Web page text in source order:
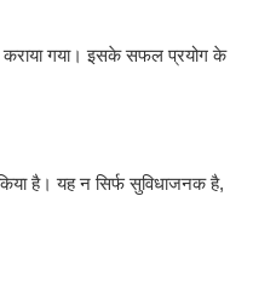
कराया गया। इसके सफल प्रयोग के
है। यह न सिर्फ सुविधाजनक है,